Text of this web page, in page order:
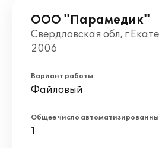
ООО "Парамедик"
Свердловская обл, г
2006
Вариант работы
Файловый
Общее число
1